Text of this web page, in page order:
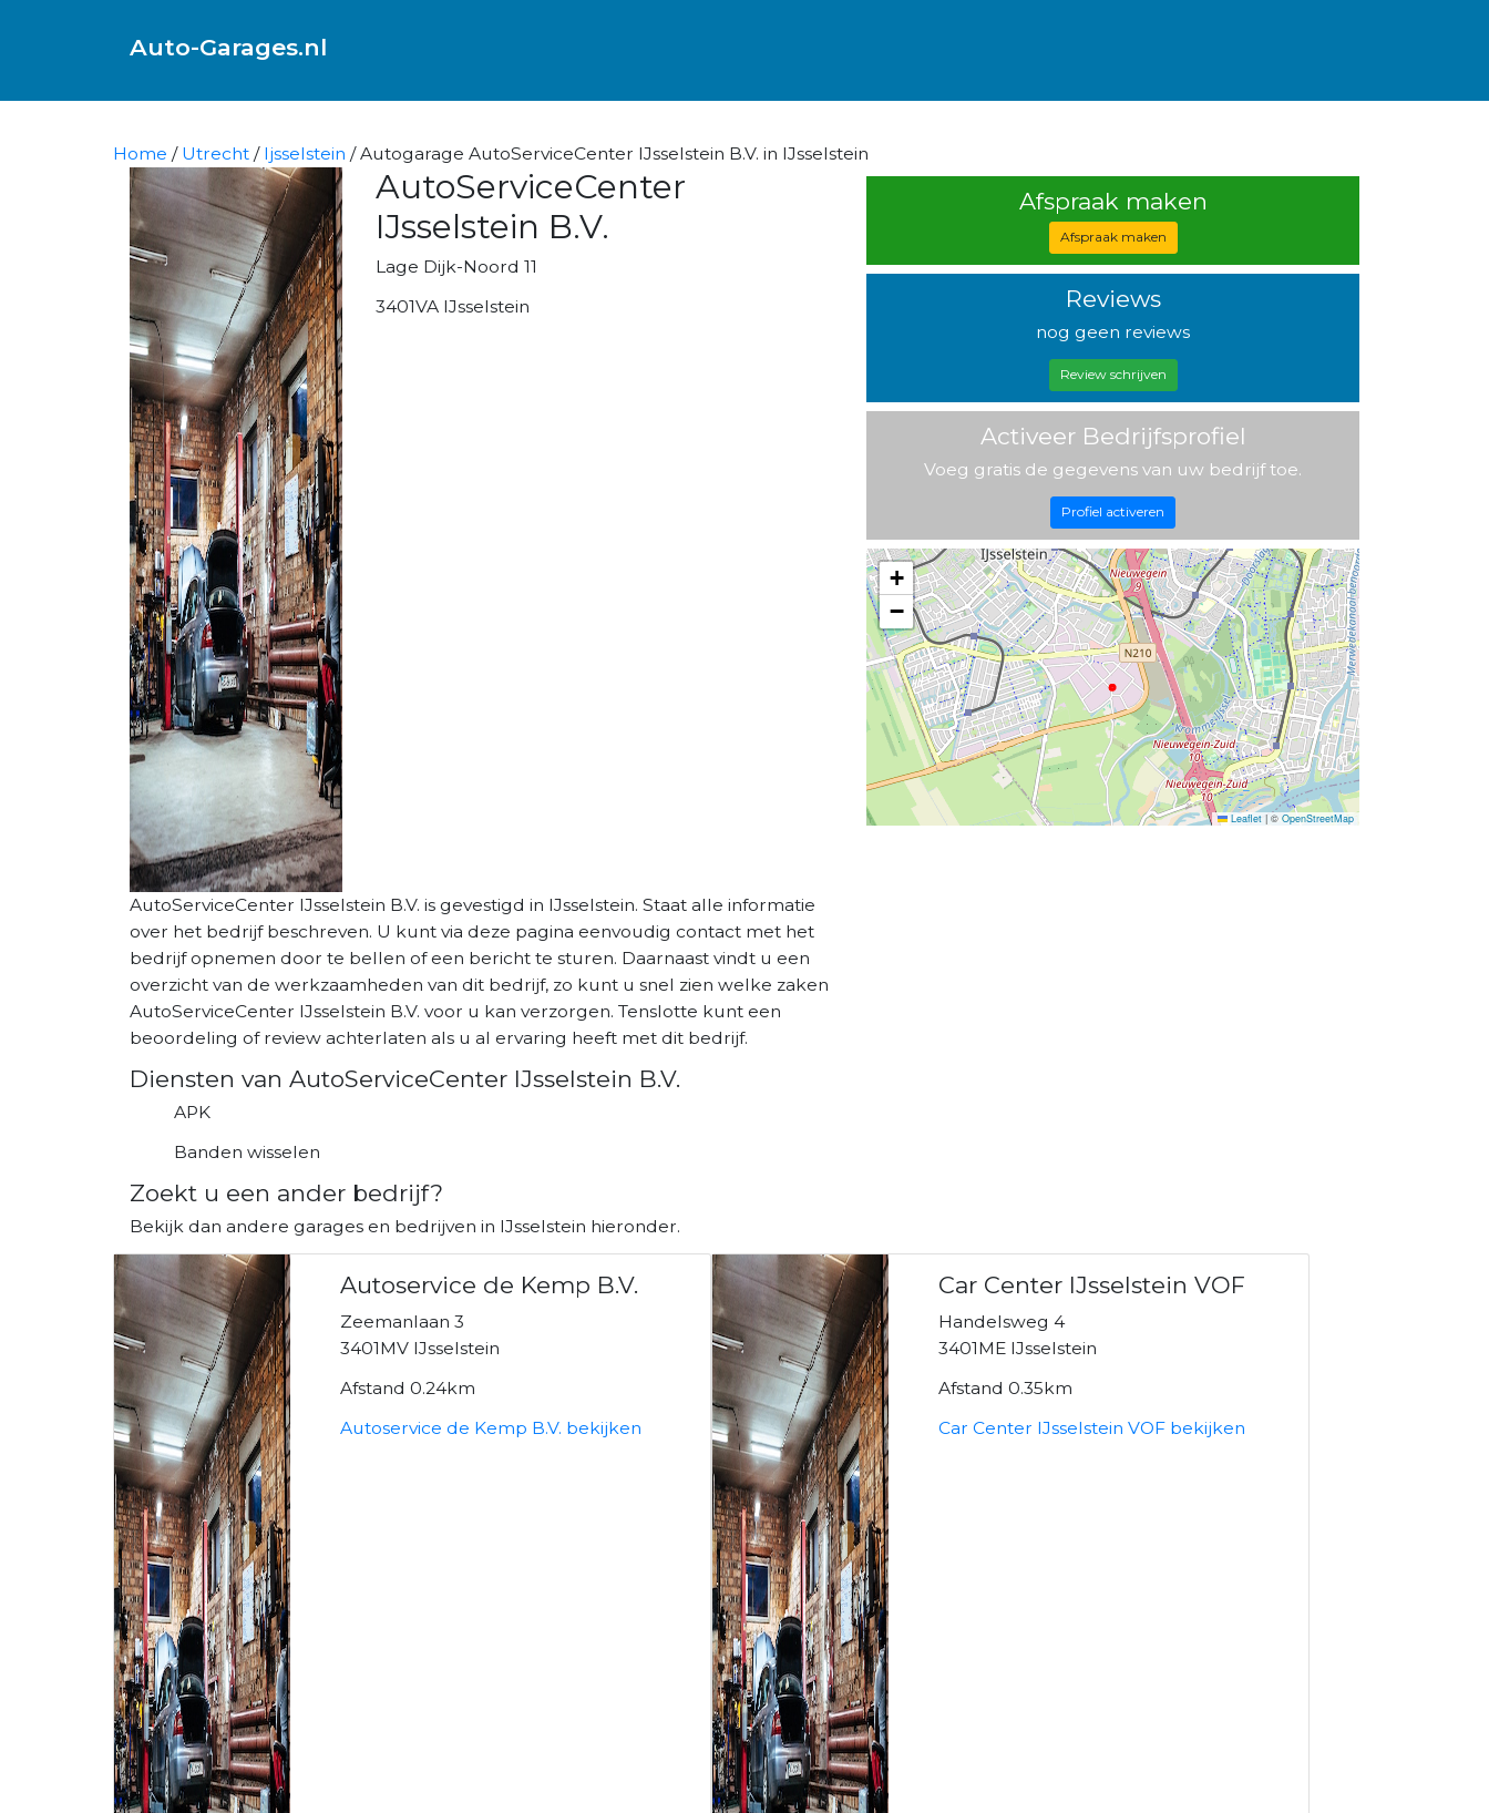
Auto-Garages.nl
Home / Utrecht / Ijsselstein / Autogarage AutoServiceCenter IJsselstein B.V. in IJsselstein
AutoServiceCenter
IJsselstein B.V.
Lage Dijk-Noord 11
3401VA IJsselstein
AutoServiceCenter IJsselstein B.V. is gevestigd in IJsselstein. Staat alle informatie
over het bedrijf beschreven. U kunt via deze pagina eenvoudig contact met het
bedrijf opnemen door te bellen of een bericht te sturen. Daarnaast vindt u een
overzicht van de werkzaamheden van dit bedrijf, zo kunt u snel zien welke zaken
AutoServiceCenter IJsselstein B.V. voor u kan verzorgen. Tenslotte kunt een
beoordeling of review achterlaten als u al ervaring heeft met dit bedrijf.
Diensten van AutoServiceCenter IJsselstein B.V.
APK
Banden wisselen
Afspraak maken
Afspraak maken
Reviews
nog geen reviews
Review schrijven
Activeer Bedrijfsprofiel
Voeg gratis de gegevens van uw bedrijf toe.
Profiel activeren
+
−
Leaflet | © OpenStreetMap
Zoekt u een ander bedrijf?
Bekijk dan andere garages en bedrijven in IJsselstein hieronder.
Autoservice de Kemp B.V.
Zeemanlaan 3
3401MV IJsselstein
Afstand 0.24km
Autoservice de Kemp B.V. bekijken
Car Center IJsselstein VOF
Handelsweg 4
3401ME IJsselstein
Afstand 0.35km
Car Center IJsselstein VOF bekijken